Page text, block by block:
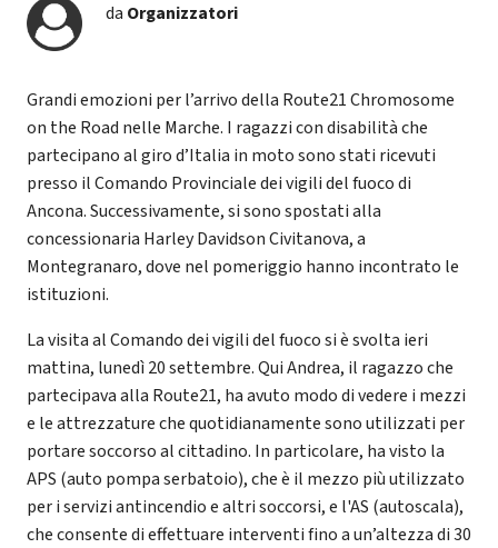
da Organizzatori
Grandi emozioni per l’arrivo della Route21 Chromosome
on the Road nelle Marche. I ragazzi con disabilità che
partecipano al giro d’Italia in moto sono stati ricevuti
presso il Comando Provinciale dei vigili del fuoco di
Ancona. Successivamente, si sono spostati alla
concessionaria Harley Davidson Civitanova, a
Montegranaro, dove nel pomeriggio hanno incontrato le
istituzioni.
La visita al Comando dei vigili del fuoco si è svolta ieri
mattina, lunedì 20 settembre. Qui Andrea, il ragazzo che
partecipava alla Route21, ha avuto modo di vedere i mezzi
e le attrezzature che quotidianamente sono utilizzati per
portare soccorso al cittadino. In particolare, ha visto la
APS (auto pompa serbatoio), che è il mezzo più utilizzato
per i servizi antincendio e altri soccorsi, e l'AS (autoscala),
che consente di effettuare interventi fino a un’altezza di 30